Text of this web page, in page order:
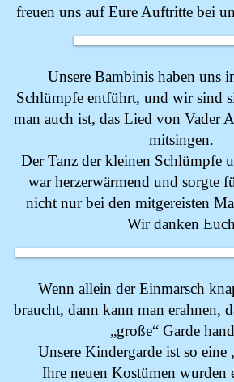
freuen uns auf Eure Auftritte bei
Unsere Bambinis haben uns
Schlümpfe entführt, und wir sind
man auch ist, das Lied von Vader
mitsingen.
Der Tanz der kleinen Schlümpfe
war herzerwärmend und sorgte
nicht nur bei den mitgereisten
Wir danken Euch
Wenn allein der Einmarsch
braucht, dann kann man erahnen,
„große“ Garde
Unsere Kindergarde ist so eine
Ihre neuen Kostümen wurden